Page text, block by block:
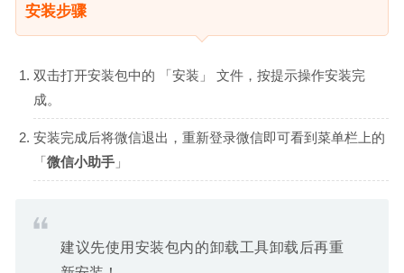
安装步骤
双击打开安装包中的 「安装」 文件，按提示操作安装完
成。
安装完成后将微信退出，重新登录微信即可看到菜单栏上的
「微信小助手 」
建议先使用安装包内的卸载工具卸载后再重